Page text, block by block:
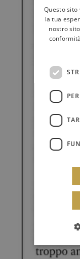
Questo
la tua
nostro